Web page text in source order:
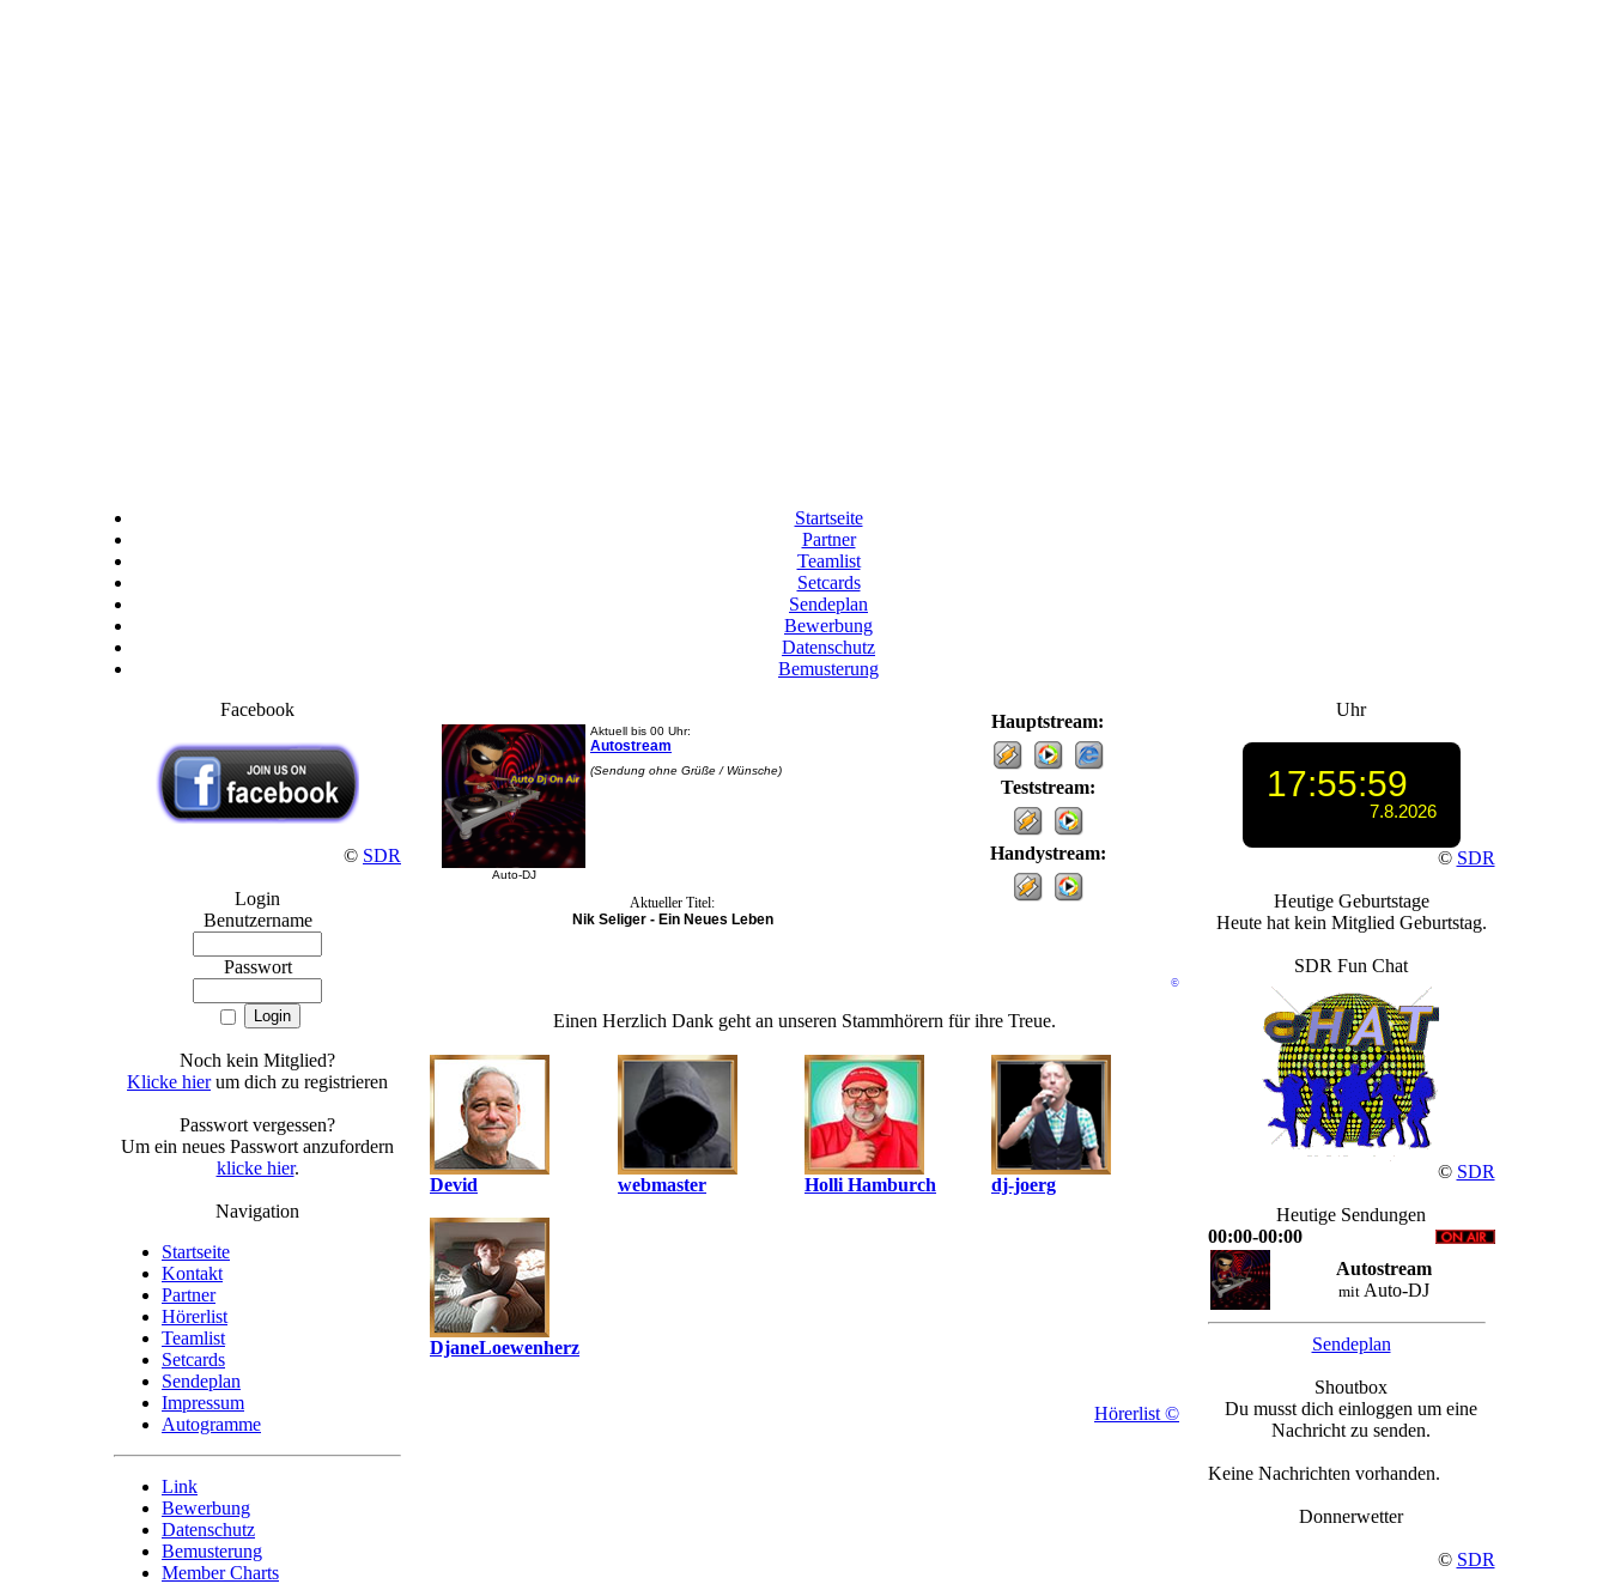
Startseite
Partner
Teamlist
Setcards
Sendeplan
Bewerbung
Datenschutz
Bemusterung
Facebook
© SDR
Login
Benutzername
Passwort
Noch kein Mitglied?
Klicke hierum dich zu registrieren
Passwort vergessen?
Um ein neues Passwort anzufordern
klicke hier.
Navigation
Startseite
Kontakt
Partner
Hörerlist
Teamlist
Setcards
Sendeplan
Impressum
Autogramme
Link
Bewerbung
Datenschutz
Bemusterung
Member Charts
Auto-DJ
Aktuell bis 00 Uhr:
Autostream
(Sendung ohne Grüße / Wünsche)
Aktueller Titel:
Nik Seliger - Ein Neues Leben
Hauptstream:
Teststream:
Handystream:
©
Einen Herzlich Dank geht an unseren Stammhörern für ihre Treue.
Devid webmaster Holli Hamburch dj-joerg
DjaneLoewenherz
Hörerlist ©
Uhr
© SDR
Heutige Geburtstage
Heute hat kein Mitglied Geburtstag.
SDR Fun Chat
© SDR
Heutige Sendungen
00:00-00:00
Autostream
mitAuto-DJ
Sendeplan
Shoutbox
Du musst dich einloggen um eine
Nachricht zu senden.
Keine Nachrichten vorhanden.
Donnerwetter
© SDR